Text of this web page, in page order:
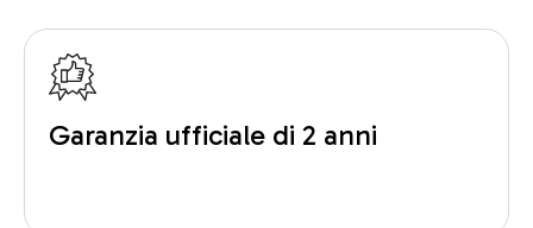
Garanzia ufficiale di 2 anni